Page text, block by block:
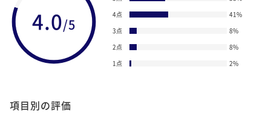
4.0/5
4点
41%
3点
8%
2点
8%
1点
2%
項目別の評価